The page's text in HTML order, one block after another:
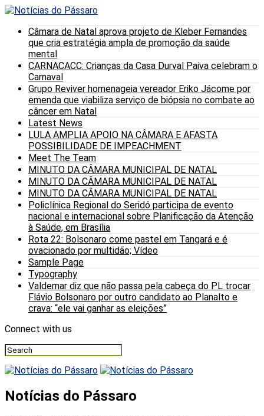
Câmara de Natal aprova projeto de Kleber Fernandes
que cria estratégia ampla de promoção da saúde
mental
CARNACACC: Crianças da Casa Durval Paiva celebram o
Carnaval
Grupo Reviver homenageia vereador Eriko Jácome por
emenda que viabiliza serviço de biópsia no combate ao
câncer em Natal
Latest News
LULA AMPLIA APOIO NA CÂMARA E AFASTA
POSSIBILIDADE DE IMPEACHMENT
Meet The Team
MINUTO DA CÂMARA MUNICIPAL DE NATAL
MINUTO DA CÂMARA MUNICIPAL DE NATAL
MINUTO DA CÂMARA MUNICIPAL DE NATAL
Policlínica Regional do Seridó participa de evento
nacional e internacional sobre Planificação da Atenção
à Saúde, em Brasília
Rota 22: Bolsonaro come pastel em Tangará e é
ovacionado por multidão; Vídeo
Sample Page
Typography
Valdemar diz que não passa pela cabeça do PL trocar
Flávio Bolsonaro por outro candidato ao Planalto e
crava: “ele vai ganhar as eleições”
Connect with us
Notícias do Pássaro